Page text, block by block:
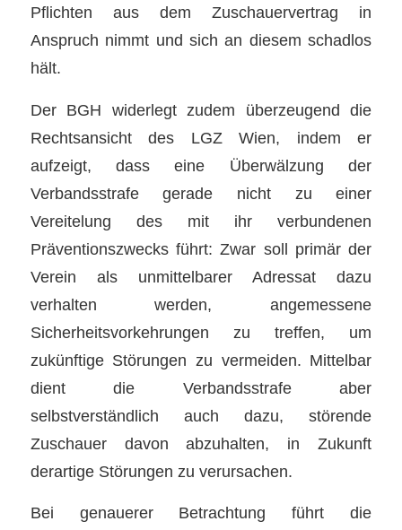
Pflichten aus dem Zuschauervertrag in
Anspruch nimmt und sich an diesem schadlos
hält.
Der BGH widerlegt zudem überzeugend die
Rechtsansicht des LGZ Wien, indem er
aufzeigt, dass eine Überwälzung der
Verbandsstrafe gerade nicht zu einer
Vereitelung des mit ihr verbundenen
Präventionszwecks führt: Zwar soll primär der
Verein als unmittelbarer Adressat dazu
verhalten werden, angemessene
Sicherheitsvorkehrungen zu treffen, um
zukünftige Störungen zu vermeiden. Mittelbar
dient die Verbandsstrafe aber
selbstverständlich auch dazu, störende
Zuschauer davon abzuhalten, in Zukunft
derartige Störungen zu verursachen.
Bei genauerer Betrachtung führt die